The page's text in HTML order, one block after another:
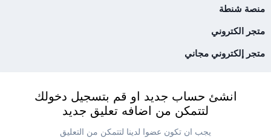
منصة شنطة
متجر الكتروني
متجر إلكتروني مجاني
انشئ حساب جديد او قم بتسجيل دخولك
لتتمكن من اضافه تعليق جديد
يجب ان تكون عضوا لدينا لتتمكن من التعليق